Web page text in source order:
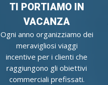
TI PORTIAMO IN
VACANZA
Ogni anno organizziamo dei
meravigliosi viaggi
incentive per i clienti che
raggiungono gli obiettivi
commerciali prefissati.